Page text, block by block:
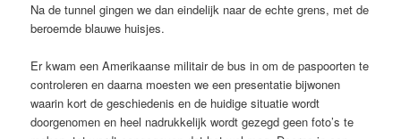
Na de tunnel gingen we dan eindelijk naar de echte grens, met de
beroemde blauwe huisjes.
Er kwam een Amerikaanse militair de bus in om de paspoorten te
controleren en daarna moesten we een presentatie bijwonen
waarin kort de geschiedenis en de huidige situatie wordt
doorgenomen en heel nadrukkelijk wordt gezegd geen foto’s te